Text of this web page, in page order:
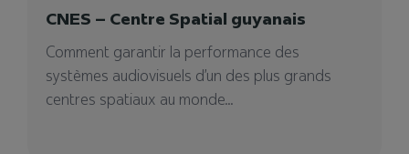
CNES – Centre Spatial guyanais
Comment garantir la performance des
systèmes audiovisuels d’un des plus grands
centres spatiaux au monde...
Videlio Events – Agence
événementielle à Paris
Notre agence événementielle à Paris pour
votre projet événementiel. Vous cherchez un